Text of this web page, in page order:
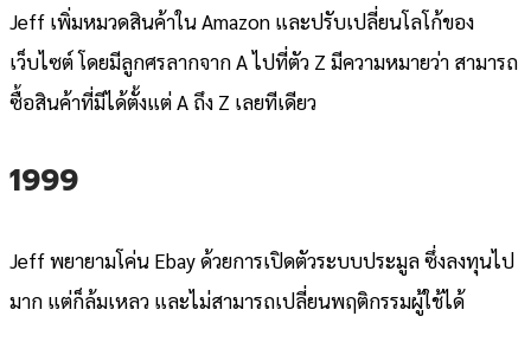
Jeff เพิ่มหมวดสินค้าใน Amazon และปรับเปลี่ยนโลโก้ของ
เว็บไซต์ โดยมีลูกศรลากจาก A ไปที่ตัว Z มีความหมายว่า สามารถ
ซื้อสินค้าที่มีได้ตั้งแต่ A ถึง Z เลยทีเดียว
1999
Jeff พยายามโค่น Ebay ด้วยการเปิดตัวระบบประมูล ซึ่งลงทุนไป
มาก แต่ก็ล้มเหลว และไม่สามารถเปลี่ยนพฤติกรรมผู้ใช้ได้